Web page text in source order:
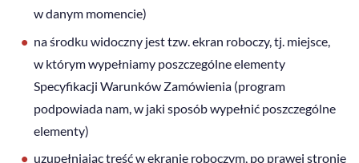
w danym momencie)
na środku widoczny jest tzw. ekran roboczy, tj. miejsce,
w którym wypełniamy poszczególne elementy
Specyfikacji Warunków Zamówienia (program
podpowiada nam, w jaki sposób wypełnić poszczególne
elementy)
uzupełniając treść w ekranie roboczym, po prawej stronie